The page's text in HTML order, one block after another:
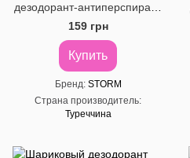
дезодорант-антиперспирант
STORM Dry Defense, 50 мл
159 грн
Купить
Бренд STORM
Страна производитель
Туреччина